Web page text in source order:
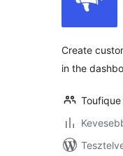
Create
in the
Toufique